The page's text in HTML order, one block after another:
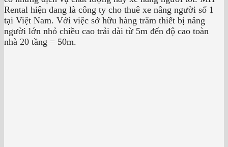
Rental hiện đang là công ty cho thuê xe nâng người số 1
tại Việt Nam. Với việc sở hữu hàng trăm thiết bị nâng
người lớn nhỏ chiều cao trải dài từ 5m đến độ cao toàn
nhà 20 tầng = 50m.